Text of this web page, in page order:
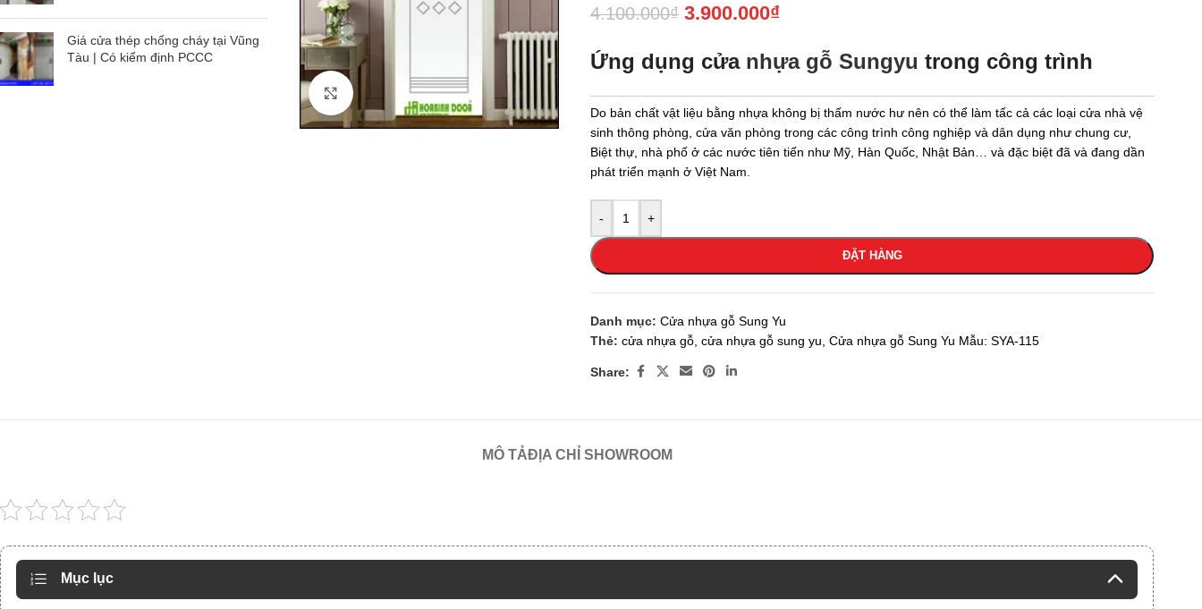
Giá cửa thép chống cháy tại Vũng
Tàu | Có kiểm định PCCC
Click to enlarge
4.100.000₫ 3.900.000₫
Ứng dụng cửa nhựa gỗ Sungyu trong công trình
Do bản chất vật liệu bằng nhựa không bị thấm nước hư nên có thể làm tấc cả các loại cửa nhà vệ
sinh thông phòng, cửa văn phòng trong các công trình công nghiệp và dân dụng như chung cư,
Biệt thự, nhà phố ở các nước tiên tiến như Mỹ, Hàn Quốc, Nhật Bản… và đặc biệt đã và đang dần
phát triển mạnh ở Việt Nam.
- +
ĐẶT HÀNG
Danh mục: Cửa nhựa gỗ Sung Yu
Thẻ: cửa nhựa gỗ cửa nhựa gỗ sung yu Cửa nhựa gỗ Sung Yu Mẫu: SYA-115
Share:
MÔ TẢĐỊA CHỈ SHOWROOM
Mục lục